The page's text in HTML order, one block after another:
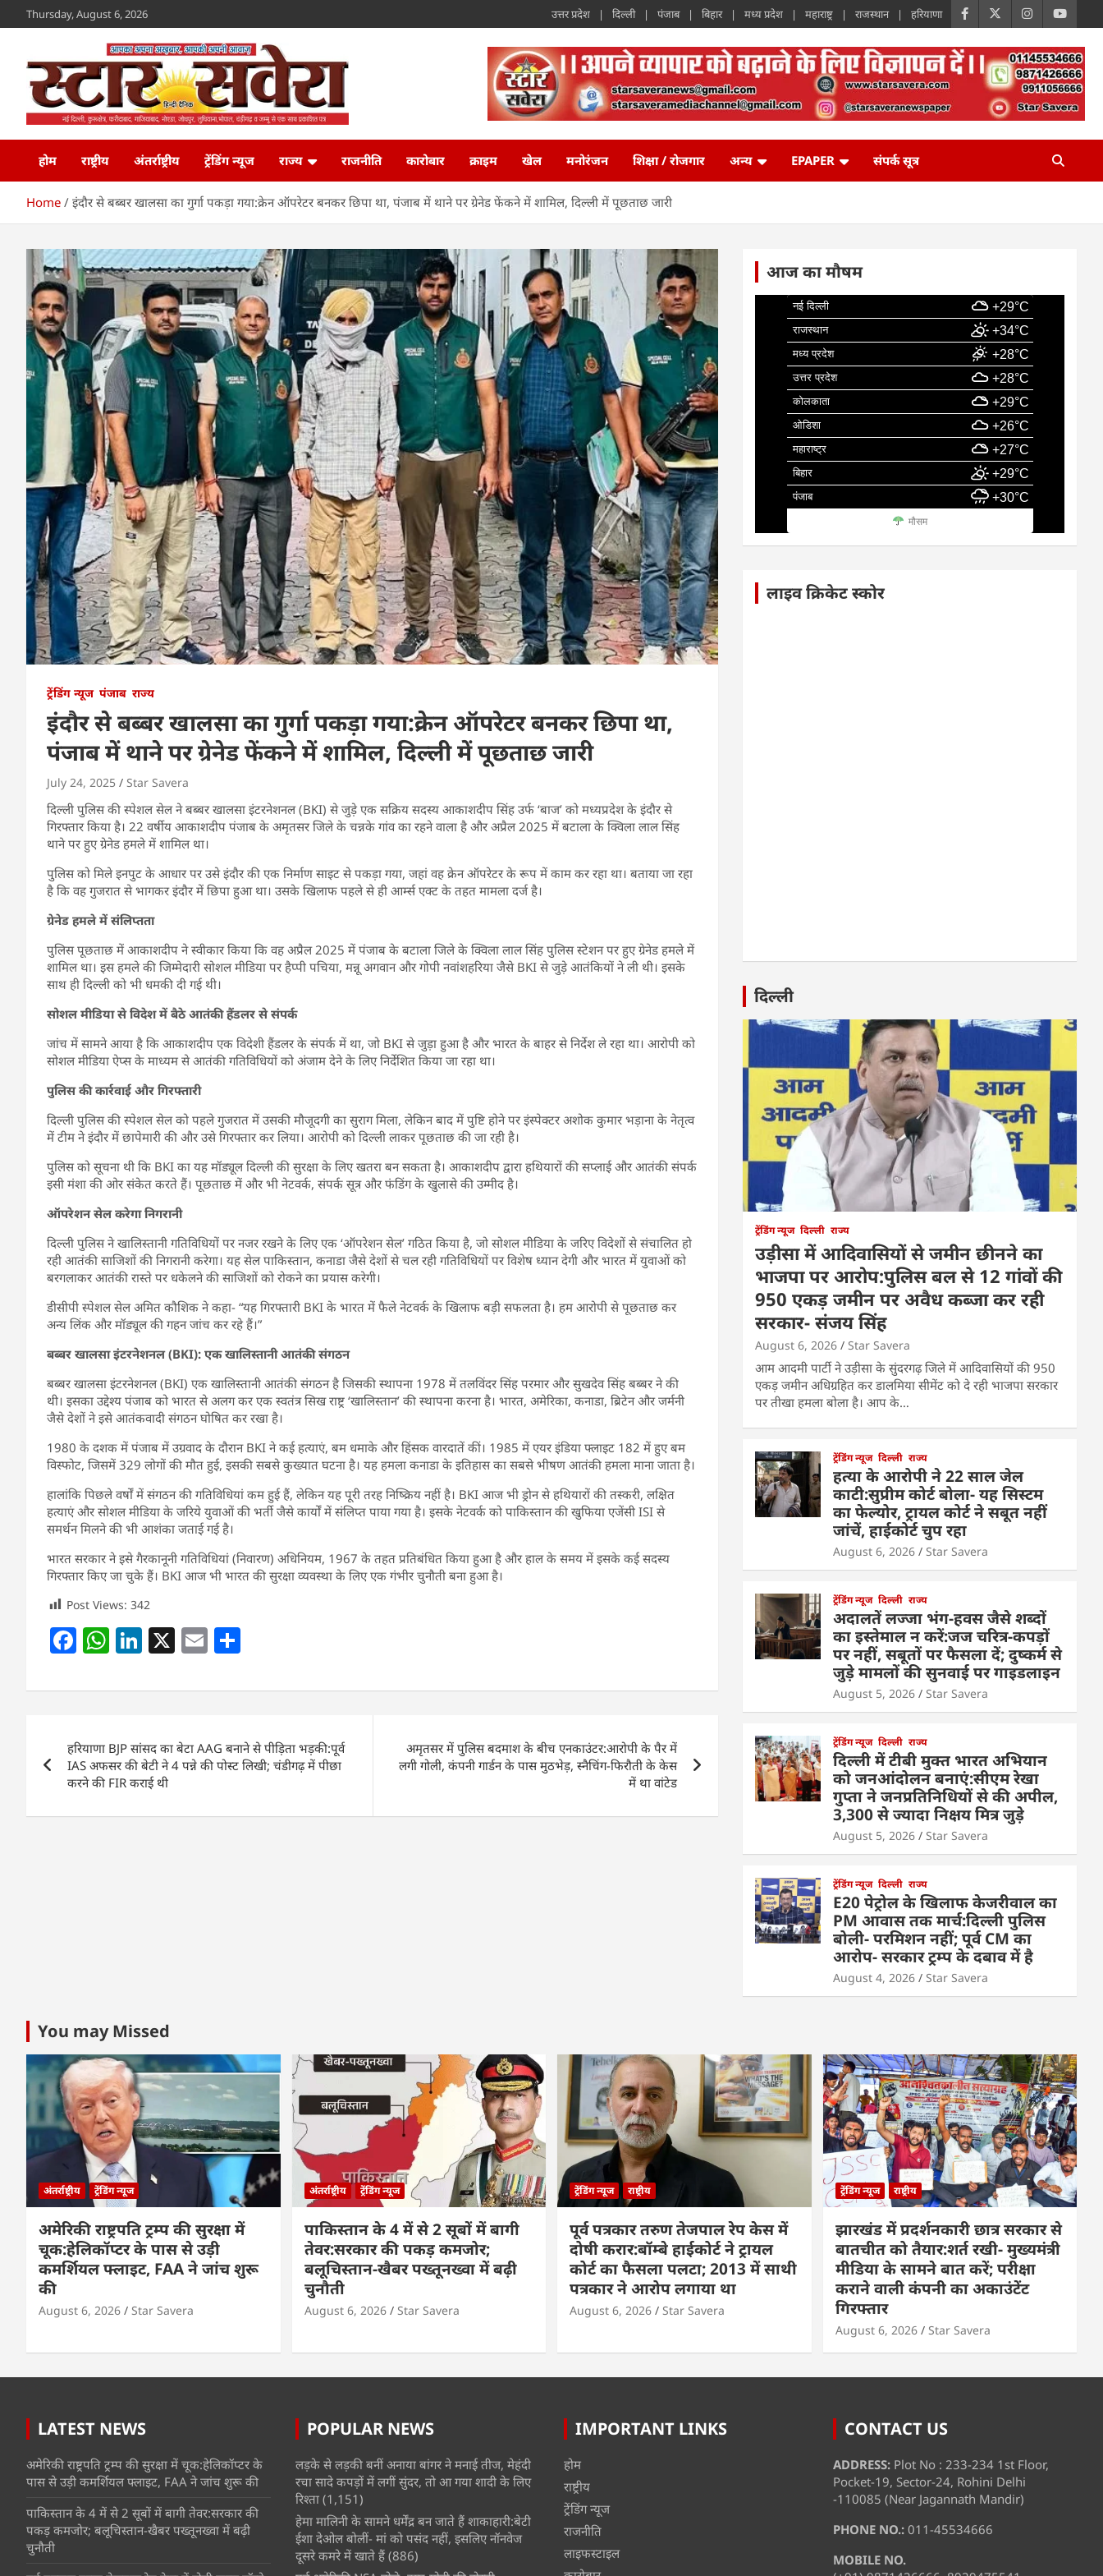
to
Thursday, August 6, 2026 उत्तर प्रदेश दिल्ली पंजाब बिहार मध्य प्रदेश महाराष्ट्र राजस्थान हरियाणा
Star Savera
होम
राष्ट्रीय अंतर्राष्ट्रीय ट्रेंडिंग न्यूज राज्य राजनीति कारोबार क्राइम खेल मनोरंजन शिक्षा / रोजगार अन्य EPAPER संपर्क सूत्र
Home इंदौर से बब्बर खालसा का गुर्गा पकड़ा गया:क्रेन ऑपरेटर बनकर छिपा था, पंजाब में थाने पर ग्रेनेड फेंकने में शामिल, दिल्ली में पूछताछ जारी
ट्रेंडिंग न्यूज पंजाब राज्य
इंदौर से बब्बर खालसा का गुर्गा पकड़ा गया:क्रेन ऑपरेटर बनकर छिपा था,
पंजाब में थाने पर ग्रेनेड फेंकने में शामिल, दिल्ली में पूछताछ जारी
July 24, 2025 Star Savera
दिल्ली पुलिस की स्पेशल सेल ने बब्बर खालसा इंटरनेशनल (BKI) से जुड़े एक सक्रिय सदस्य आकाशदीप सिंह उर्फ ‘बाज’ को मध्यप्रदेश के इंदौर से
गिरफ्तार किया है। 22 वर्षीय आकाशदीप पंजाब के अमृतसर जिले के चन्नके गांव का रहने वाला है और अप्रैल 2025 में बटाला के क्विला लाल सिंह
थाने पर हुए ग्रेनेड हमले में शामिल था।
पुलिस को मिले इनपुट के आधार पर उसे इंदौर की एक निर्माण साइट से पकड़ा गया, जहां वह क्रेन ऑपरेटर के रूप में काम कर रहा था। बताया जा रहा
है कि वह गुजरात से भागकर इंदौर में छिपा हुआ था। उसके खिलाफ पहले से ही आर्म्स एक्ट के तहत मामला दर्ज है।
ग्रेनेड हमले में संलिप्तता
पुलिस पूछताछ में आकाशदीप ने स्वीकार किया कि वह अप्रैल 2025 में पंजाब के बटाला जिले के क्विला लाल सिंह पुलिस स्टेशन पर हुए ग्रेनेड हमले में
शामिल था। इस हमले की जिम्मेदारी सोशल मीडिया पर हैप्पी पचिया, मन्नू अगवान और गोपी नवांशहरिया जैसे BKI से जुड़े आतंकियों ने ली थी। इसके
साथ ही दिल्ली को भी धमकी दी गई थी।
सोशल मीडिया से विदेश में बैठे आतंकी हैंडलर से संपर्क
जांच में सामने आया है कि आकाशदीप एक विदेशी हैंडलर के संपर्क में था, जो BKI से जुड़ा हुआ है और भारत के बाहर से निर्देश ले रहा था। आरोपी को
सोशल मीडिया ऐप्स के माध्यम से आतंकी गतिविधियों को अंजाम देने के लिए निर्देशित किया जा रहा था।
पुलिस की कार्रवाई और गिरफ्तारी
दिल्ली पुलिस की स्पेशल सेल को पहले गुजरात में उसकी मौजूदगी का सुराग मिला, लेकिन बाद में पुष्टि होने पर इंस्पेक्टर अशोक कुमार भड़ाना के नेतृत्व
में टीम ने इंदौर में छापेमारी की और उसे गिरफ्तार कर लिया। आरोपी को दिल्ली लाकर पूछताछ की जा रही है।
पुलिस को सूचना थी कि BKI का यह मॉड्यूल दिल्ली की सुरक्षा के लिए खतरा बन सकता है। आकाशदीप द्वारा हथियारों की सप्लाई और आतंकी संपर्क
इसी मंशा की ओर संकेत करते हैं। पूछताछ में और भी नेटवर्क, संपर्क सूत्र और फंडिंग के खुलासे की उम्मीद है।
ऑपरेशन सेल करेगा निगरानी
दिल्ली पुलिस ने खालिस्तानी गतिविधियों पर नजर रखने के लिए एक ‘ऑपरेशन सेल’ गठित किया है, जो सोशल मीडिया के जरिए विदेशों से संचालित हो
रही आतंकी साजिशों की निगरानी करेगा। यह सेल पाकिस्तान, कनाडा जैसे देशों से चल रही गतिविधियों पर विशेष ध्यान देगी और भारत में युवाओं को
बरगलाकर आतंकी रास्ते पर धकेलने की साजिशों को रोकने का प्रयास करेगी।
डीसीपी स्पेशल सेल अमित कौशिक ने कहा- “यह गिरफ्तारी BKI के भारत में फैले नेटवर्क के खिलाफ बड़ी सफलता है। हम आरोपी से पूछताछ कर
अन्य लिंक और मॉड्यूल की गहन जांच कर रहे हैं।”
बब्बर खालसा इंटरनेशनल (BKI): एकखालिस्तानी आतंकी संगठन
बब्बर खालसा इंटरनेशनल (BKI) एक खालिस्तानी आतंकी संगठन है जिसकी स्थापना 1978 में तलविंदर सिंह परमार और सुखदेव सिंह बब्बर ने की
थी। इसका उद्देश्य पंजाब को भारत से अलग कर एक स्वतंत्र सिख राष्ट्र ‘खालिस्तान’ की स्थापना करना है। भारत, अमेरिका, कनाडा, ब्रिटेन और जर्मनी
जैसे देशों ने इसे आतंकवादी संगठन घोषित कर रखा है।
1980 के दशक में पंजाब में उग्रवाद के दौरान BKI ने कई हत्याएं, बम धमाके और हिंसक वारदातें कीं। 1985 में एयर इंडिया फ्लाइट 182 में हुए बम
विस्फोट, जिसमें 329 लोगों की मौत हुई, इसकी सबसे कुख्यात घटना है। यह हमला कनाडा के इतिहास का सबसे भीषण आतंकी हमला माना जाता है।
हालांकि पिछले वर्षों में संगठन की गतिविधियां कम हुई हैं, लेकिन यह पूरी तरह निष्क्रिय नहीं है। BKI आज भी ड्रोन से हथियारों की तस्करी, लक्षित
हत्याएं और सोशल मीडिया के जरिये युवाओं की भर्ती जैसे कार्यों में संलिप्त पाया गया है। इसके नेटवर्क को पाकिस्तान की खुफिया एजेंसी ISI से
समर्थन मिलने की भी आशंका जताई गई है।
भारत सरकार ने इसे गैरकानूनी गतिविधियां (निवारण) अधिनियम, 1967 के तहत प्रतिबंधित किया हुआ है और हाल के समय में इसके कई सदस्य
गिरफ्तार किए जा चुके हैं। BKI आज भी भारत की सुरक्षा व्यवस्था के लिए एक गंभीर चुनौती बना हुआ है।
Post Views: 342
F
c
b
o
o
k
W
at
A
p
p
Li
k
dI
n
X E
ai ar
navigation
हरियाणा BJP सांसद का बेटा AAG बनाने से पीड़िता भड़की:पूर्व
IAS अफसर की बेटी ने 4 पन्ने की पोस्ट लिखी; चंडीगढ़ में पीछा
करने की FIR कराई थी
अमृतसर में पुलिस बदमाश के बीच एनकाउंटर:आरोपी के पैर में
लगी गोली, कंपनी गार्डन के पास मुठभेड़, स्नैचिंग-फिरौती के केस
में था वांटेड
आज का मौषम
नई दिल्ली +29°C
राजस्थान +34°C
मध्य प्रदेश +28°C
उत्तर प्रदेश +28°C
कोलकाता +29°C
ओडिशा +26°C
महाराष्ट्र +27°C
बिहार +29°C
पंजाब +30°C
मौसम
लाइव क्रिकेट स्कोर
दिल्ली
ट्रेंडिंग न्यूज दिल्ली राज्य
उड़ीसा में आदिवासियों से जमीन छीनने का
भाजपा पर आरोप:पुलिस बल से 12 गांवों की
950 एकड़ जमीन पर अवैध कब्जा कर रही
सरकार- संजय सिंह
August 6, 2026 Star Savera
आम आदमी पार्टी ने उड़ीसा के सुंदरगढ़ जिले में आदिवासियों की 950
एकड़ जमीन अधिग्रहित कर डालमिया सीमेंट को दे रही भाजपा सरकार
पर तीखा हमला बोला है। आप के…
ट्रेंडिंग न्यूज दिल्ली राज्य
हत्या के आरोपी ने 22 साल जेल
काटी:सुप्रीम कोर्ट बोला- यह सिस्टम
का फेल्योर, ट्रायल कोर्ट ने सबूत नहीं
जांचें, हाईकोर्ट चुप रहा
August 6, 2026 Star Savera
ट्रेंडिंग न्यूज दिल्ली राज्य
अदालतें लज्जा भंग-हवस जैसे शब्दों
का इस्तेमाल न करें:जज चरित्र-कपड़ों
पर नहीं, सबूतों पर फैसला दें; दुष्कर्म से
जुड़े मामलों की सुनवाई पर गाइडलाइन
August 5, 2026 Star Savera
ट्रेंडिंग न्यूज दिल्ली राज्य
दिल्ली में टीबी मुक्त भारत अभियान
को जनआंदोलन बनाएं:सीएम रेखा
गुप्ता ने जनप्रतिनिधियों से की अपील,
3,300 से ज्यादा निक्षय मित्र जुड़े
August 5, 2026 Star Savera
ट्रेंडिंग न्यूज दिल्ली राज्य
E20 पेट्रोल के खिलाफ केजरीवाल का
PM आवास तक मार्च:दिल्ली पुलिस
बोली- परमिशन नहीं; पूर्व CM का
आरोप- सरकार ट्रम्प के दबाव में है
August 4, 2026 Star Savera
You may Missed
अंतर्राष्ट्रीय ट्रेंडिंग न्यूज
अमेरिकी राष्ट्रपति ट्रम्प की सुरक्षा में
चूक:हेलिकॉप्टर के पास से उड़ी
कमर्शियल फ्लाइट, FAA ने जांच शुरू
की
August 6, 2026 Star Savera
अंतर्राष्ट्रीय ट्रेंडिंग न्यूज
पाकिस्तान के 4 में से 2 सूबों में बागी
तेवर:सरकार की पकड़ कमजोर;
बलूचिस्तान-खैबर पख्तूनख्वा में बढ़ी
चुनौती
August 6, 2026 Star Savera
ट्रेंडिंग न्यूज राष्ट्रीय
पूर्व पत्रकार तरुण तेजपाल रेप केस में
दोषी करार:बॉम्बे हाईकोर्ट ने ट्रायल
कोर्ट का फैसला पलटा; 2013 में साथी
पत्रकार ने आरोप लगाया था
August 6, 2026 Star Savera
ट्रेंडिंग न्यूज राष्ट्रीय
झारखंड में प्रदर्शनकारी छात्र सरकार से
बातचीत को तैयार:शर्त रखी- मुख्यमंत्री
मीडिया के सामने बात करें; परीक्षा
कराने वाली कंपनी का अकाउंटेंट
गिरफ्तार
August 6, 2026 Star Savera
LATEST NEWS
अमेरिकी राष्ट्रपति ट्रम्प की सुरक्षा में चूक:हेलिकॉप्टर के
पास से उड़ी कमर्शियल फ्लाइट, FAA ने जांच शुरू की
पाकिस्तान के 4 में से 2 सूबों में बागी तेवर:सरकार की
पकड़ कमजोर; बलूचिस्तान-खैबर पख्तूनख्वा में बढ़ी
चुनौती
POPULAR NEWS
लड़के से लड़की बनीं अनाया बांगर ने मनाई तीज, मेहंदी
रचा सादे कपड़ों में लगीं सुंदर, तो आ गया शादी के लिए
रिश्ता (1,151)
हेमा मालिनी के सामने धर्मेंद्र बन जाते हैं शाकाहारी:बेटी
ईशा देओल बोलीं- मां को पसंद नहीं, इसलिए नॉनवेज
दूसरे कमरे में खाते हैं (886)
IMPORTANT LINKS
होम
राष्ट्रीय
ट्रेंडिंग न्यूज
राजनीति
लाइफस्टाइल
CONTACT US
ADDRESS: Plot No : 233-234 1st Floor,
Pocket-19, Sector-24, Rohini Delhi
-110085 (Near Jagannath Mandir)
PHONE NO.: 011-45534666
MOBILE NO.